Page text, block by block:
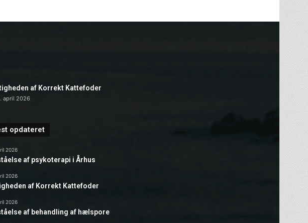
af Korrekt Kattefoder
april 2026
opdateret
2026
af psykoterapi i Århus
2026
af Korrekt Kattefoder
2026
af behandling af hælspore